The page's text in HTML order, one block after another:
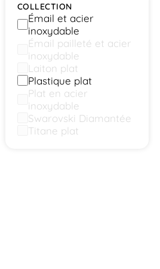
COLLECTION
Émail et acier
inoxydable
Émail pailleté et acier
inoxydable
Laiton plat
Plastique plat
Plat en acier
inoxydable
Swarovski Diamantée
Titane plat